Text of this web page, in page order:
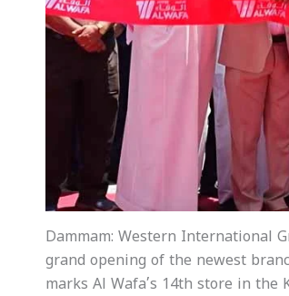
Dammam: Western International
grand opening of the newest
marks Al Wafa’s 14th store in